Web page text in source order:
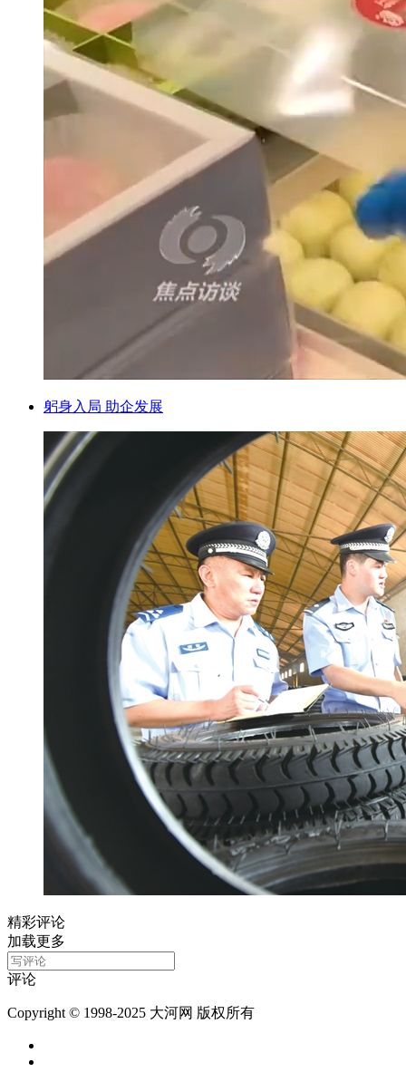
躬身入局 助企发展
精彩评论
加载更多
评论
Copyright © 1998-2025 大河网 版权所有